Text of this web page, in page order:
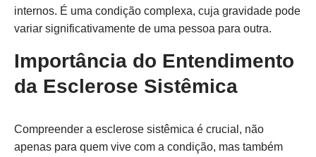
internos. É uma condição complexa, cuja gravidade pode
variar significativamente de uma pessoa para outra.
Importância do Entendimento
da Esclerose Sistêmica
Compreender a esclerose sistêmica é crucial, não
apenas para quem vive com a condição, mas também